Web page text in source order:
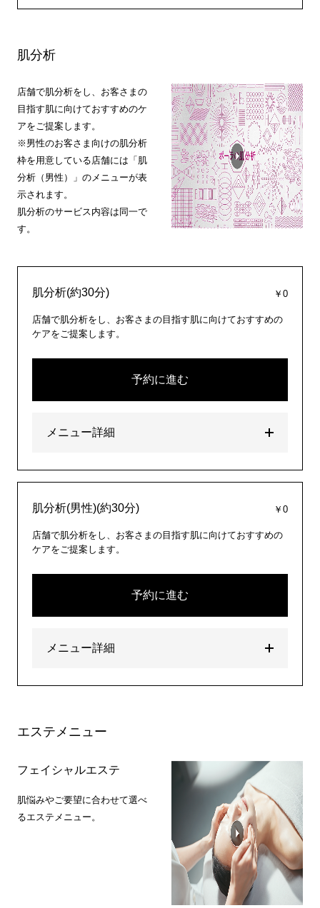
肌分析
店舗で肌分析をし、お客さまの
目指す肌に向けておすすめのケ
アをご提案します。
※男性のお客さま向けの肌分析
枠を用意している店舗には「肌
分析（男性）」のメニューが表
示されます。
肌分析のサービス内容は同一で
す。
肌分析(約30分) ￥0
店舗で肌分析をし、お客さまの目指す肌に向けておすすめの
ケアをご提案します。
予約に進む
メニュー詳細
肌分析(男性)(約30分) ￥0
店舗で肌分析をし、お客さまの目指す肌に向けておすすめの
ケアをご提案します。
予約に進む
メニュー詳細
エステメニュー
フェイシャルエステ
肌悩みやご要望に合わせて選べ
るエステメニュー。